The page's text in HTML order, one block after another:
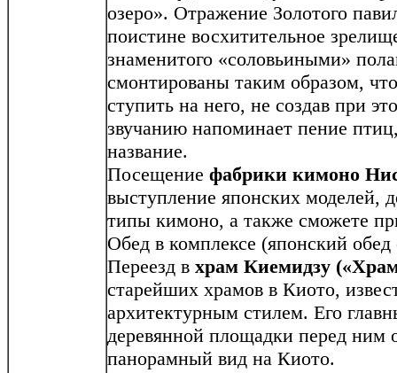
озеро». Отражение Золотого
поистине восхитительное
знаменитого «соловьиными»
смонтированы таким образом,
ступить на него, не создав при
звучанию напоминает пение
название.
Посещение фабрики кимоно
выступление японских моделей,
типы кимоно, а также сможете
Обед в комплексе (японский обед
Переезд в храм Киемидзу
старейших храмов в Киото,
архитектурным стилем. Его
деревянной площадки перед ним
панорамный вид на Киото.